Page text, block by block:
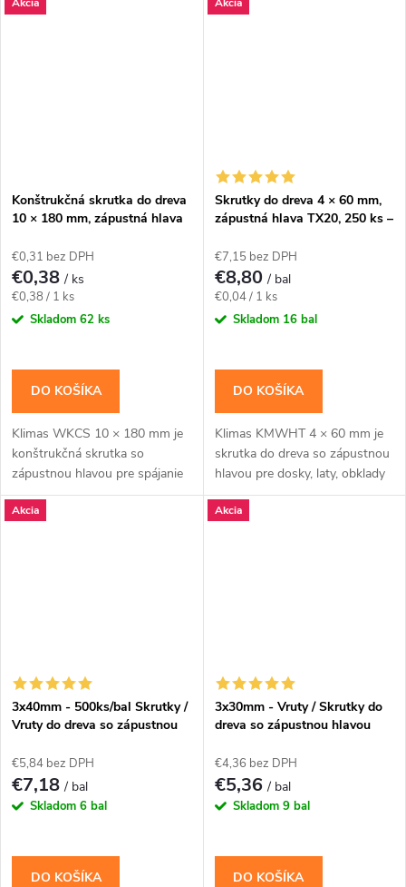
rámov so zapustenou hlavou.
prvkov.Na montáž použite bit
Konštrukčná skrutka do dreva
10 × 180 mm, zápustná hlava
€0,31 bez DPH
€0,38/ ks
Jednotková
cena:
€0,38 / 1 ks
Skladom 62 ks
DO KOŠÍKA
Klimas WKCS 10 × 180 mm je
konštrukčná skrutka so
zápustnou hlavou pre spájanie
hranolov, krokiev a drevených
rámov so zapustenou hlavou.
Skrutky do dreva 4 × 60 mm,
zápustná hlava TX20, 250 ks –
€7,15 bez DPH
€8,80/ bal
Jednotková
cena:
€0,04 / 1 ks
Skladom 16 bal
DO KOŠÍKA
Klimas KMWHT 4 × 60 mm je
skrutka do dreva so zápustnou
hlavou pre dosky, laty, obklady
a bežné dielenské montáže.Na
montáž použite bit TX20.
Akcia
3x40mm - 500ks/bal Skrutky /
Vruty do dreva so zápustnou
€5,84 bez DPH
€7,18/ bal
Skladom 6 bal
DO KOŠÍKA
Akcia
3x30mm - Vruty / Skrutky do
dreva so zápustnou hlavou
€4,36 bez DPH
€5,36/ bal
Skladom 9 bal
DO KOŠÍKA